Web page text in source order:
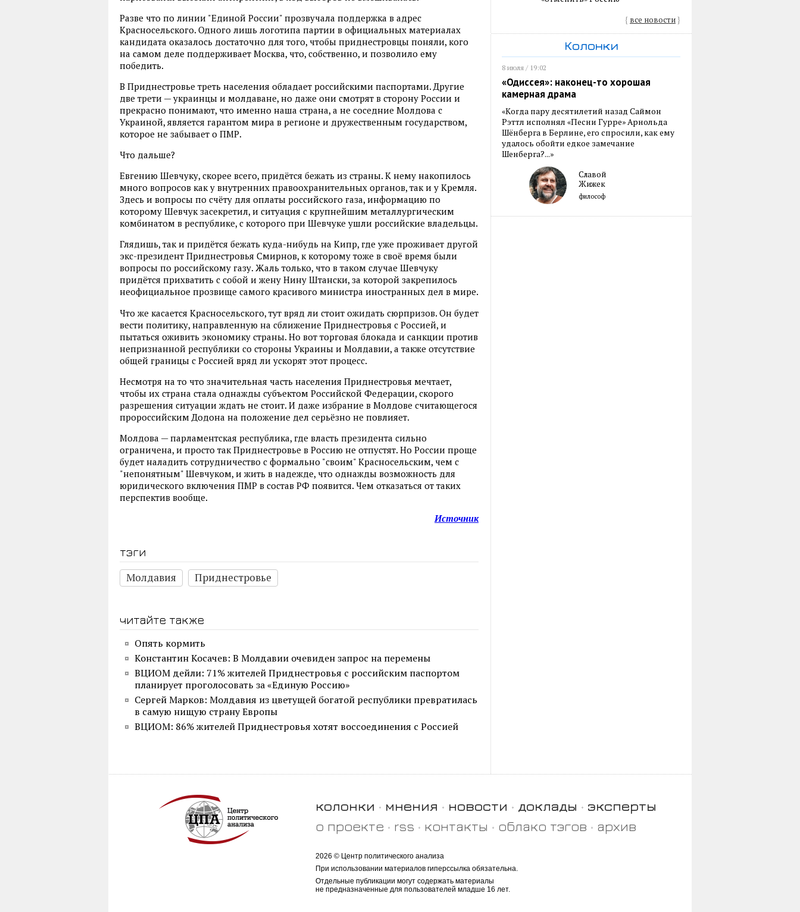
Разве что по линии "Единой России" прозвучала поддержка в адрес
Красносельского. Одного лишь логотипа партии в официальных материалах
кандидата оказалось достаточно для того, чтобы приднестровцы поняли, кого
на самом деле поддерживает Москва, что, собственно, и позволило ему
победить.
В Приднестровье треть населения обладает российскими паспортами. Другие
две трети — украинцы и молдаване, но даже они смотрят в сторону России и
прекрасно понимают, что именно наша страна, а не соседние Молдова с
Украиной, является гарантом мира в регионе и дружественным государством,
которое не забывает о ПМР.
Что дальше?
Евгению Шевчуку, скорее всего, придётся бежать из страны. К нему накопилось
много вопросов как у внутренних правоохранительных органов, так и у Кремля.
Здесь и вопросы по счёту для оплаты российского газа, информацию по
которому Шевчук засекретил, и ситуация с крупнейшим металлургическим
комбинатом в республике, с которого при Шевчуке ушли российские владельцы.
Глядишь, так и придётся бежать куда-нибудь на Кипр, где уже проживает другой
экс-президент Приднестровья Смирнов, к которому тоже в своё время были
вопросы по российскому газу. Жаль только, что в таком случае Шевчуку
придётся прихватить с собой и жену Нину Штански, за которой закрепилось
неофициальное прозвище самого красивого министра иностранных дел в мире.
Что же касается Красносельского, тут вряд ли стоит ожидать сюрпризов. Он будет
вести политику, направленную на сближение Приднестровья с Россией, и
пытаться оживить экономику страны. Но вот торговая блокада и санкции против
непризнанной республики со стороны Украины и Молдавии, а также отсутствие
общей границы с Россией вряд ли ускорят этот процесс.
Несмотря на то что значительная часть населения Приднестровья мечтает,
чтобы их страна стала однажды субъектом Российской Федерации, скорого
разрешения ситуации ждать не стоит. И даже избрание в Молдове считающегося
пророссийским Додона на положение дел серьёзно не повлияет.
Молдова — парламентская республика, где власть президента сильно
ограничена, и просто так Приднестровье в Россию не отпустят. Но России проще
будет наладить сотрудничество с формально "своим" Красносельским, чем с
"непонятным" Шевчуком, и жить в надежде, что однажды возможность для
юридического включения ПМР в состав РФ появится. Чем отказаться от таких
перспектив вообще.
Источник
тэги
Молдавия
Приднестровье
читайте также
Опять кормить
Константин Косачев: В Молдавии очевиден запрос на перемены
ВЦИОМ дейли: 71% жителей Приднестровья с российским паспортом
планирует проголосовать за «Единую Россию»
Сергей Марков: Молдавия из цветущей богатой республики превратилась
в самую нищую страну Европы
ВЦИОМ: 86% жителей Приднестровья хотят воссоединения с Россией
{ все новости}
Колонки
8 июля / 19:02
«Одиссея»: наконец-то хорошая
камерная драма
«Когда пару десятилетий назад Саймон
Рэттл исполнял «Песни Гурре» Арнольда
Шёнберга в Берлине, его спросили, как ему
удалось обойти едкое замечание
Шенберга?...»
Славой
Жижек
философ
колонки мнения новости доклады
эксперты
о проекте
rss контакты облако тэгов архив
2026 © Центр политического анализа
При использовании материалов гиперссылка обязательна.
Отдельные публикации могут содержать материалы
не предназначенные для пользователей младше 16 лет.